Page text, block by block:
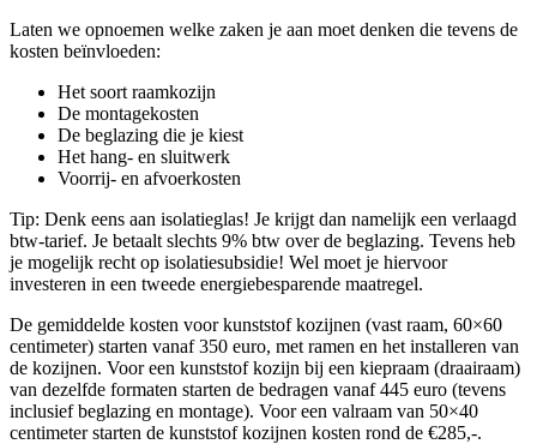
Laten we opnoemen welke zaken je aan moet denken die tevens de
kosten beïnvloeden:
Het soort raamkozijn
De montagekosten
De beglazing die je kiest
Het hang- en sluitwerk
Voorrij- en afvoerkosten
Tip: Denk eens aan isolatieglas! Je krijgt dan namelijk een verlaagd
btw-tarief. Je betaalt slechts 9% btw over de beglazing. Tevens heb
je mogelijk recht op isolatiesubsidie! Wel moet je hiervoor
investeren in een tweede energiebesparende maatregel.
De gemiddelde kosten voor kunststof kozijnen (vast raam, 60×60
centimeter) starten vanaf 350 euro, met ramen en het installeren van
de kozijnen. Voor een kunststof kozijn bij een kiepraam (draairaam)
van dezelfde formaten starten de bedragen vanaf 445 euro (tevens
inclusief beglazing en montage). Voor een valraam van 50×40
centimeter starten de kunststof kozijnen kosten rond de €285,-.